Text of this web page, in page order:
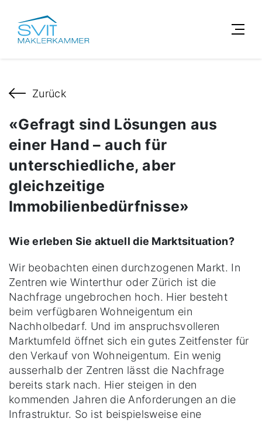
Zurück
«Gefragt sind Lösungen aus
einer Hand – auch für
unterschiedliche, aber
gleichzeitige
Immobilienbedürfnisse»
Wie erleben Sie aktuell die Marktsituation?
Wir beobachten einen durchzogenen Markt. In
Zentren wie Winterthur oder Zürich ist die
Nachfrage ungebrochen hoch. Hier besteht
beim verfügbaren Wohneigentum ein
Nachholbedarf. Und im anspruchsvolleren
Marktumfeld öffnet sich ein gutes Zeitfenster für
den Verkauf von Wohneigentum. Ein wenig
ausserhalb der Zentren lässt die Nachfrage
bereits stark nach. Hier steigen in den
kommenden Jahren die Anforderungen an die
Infrastruktur. So ist beispielsweise eine